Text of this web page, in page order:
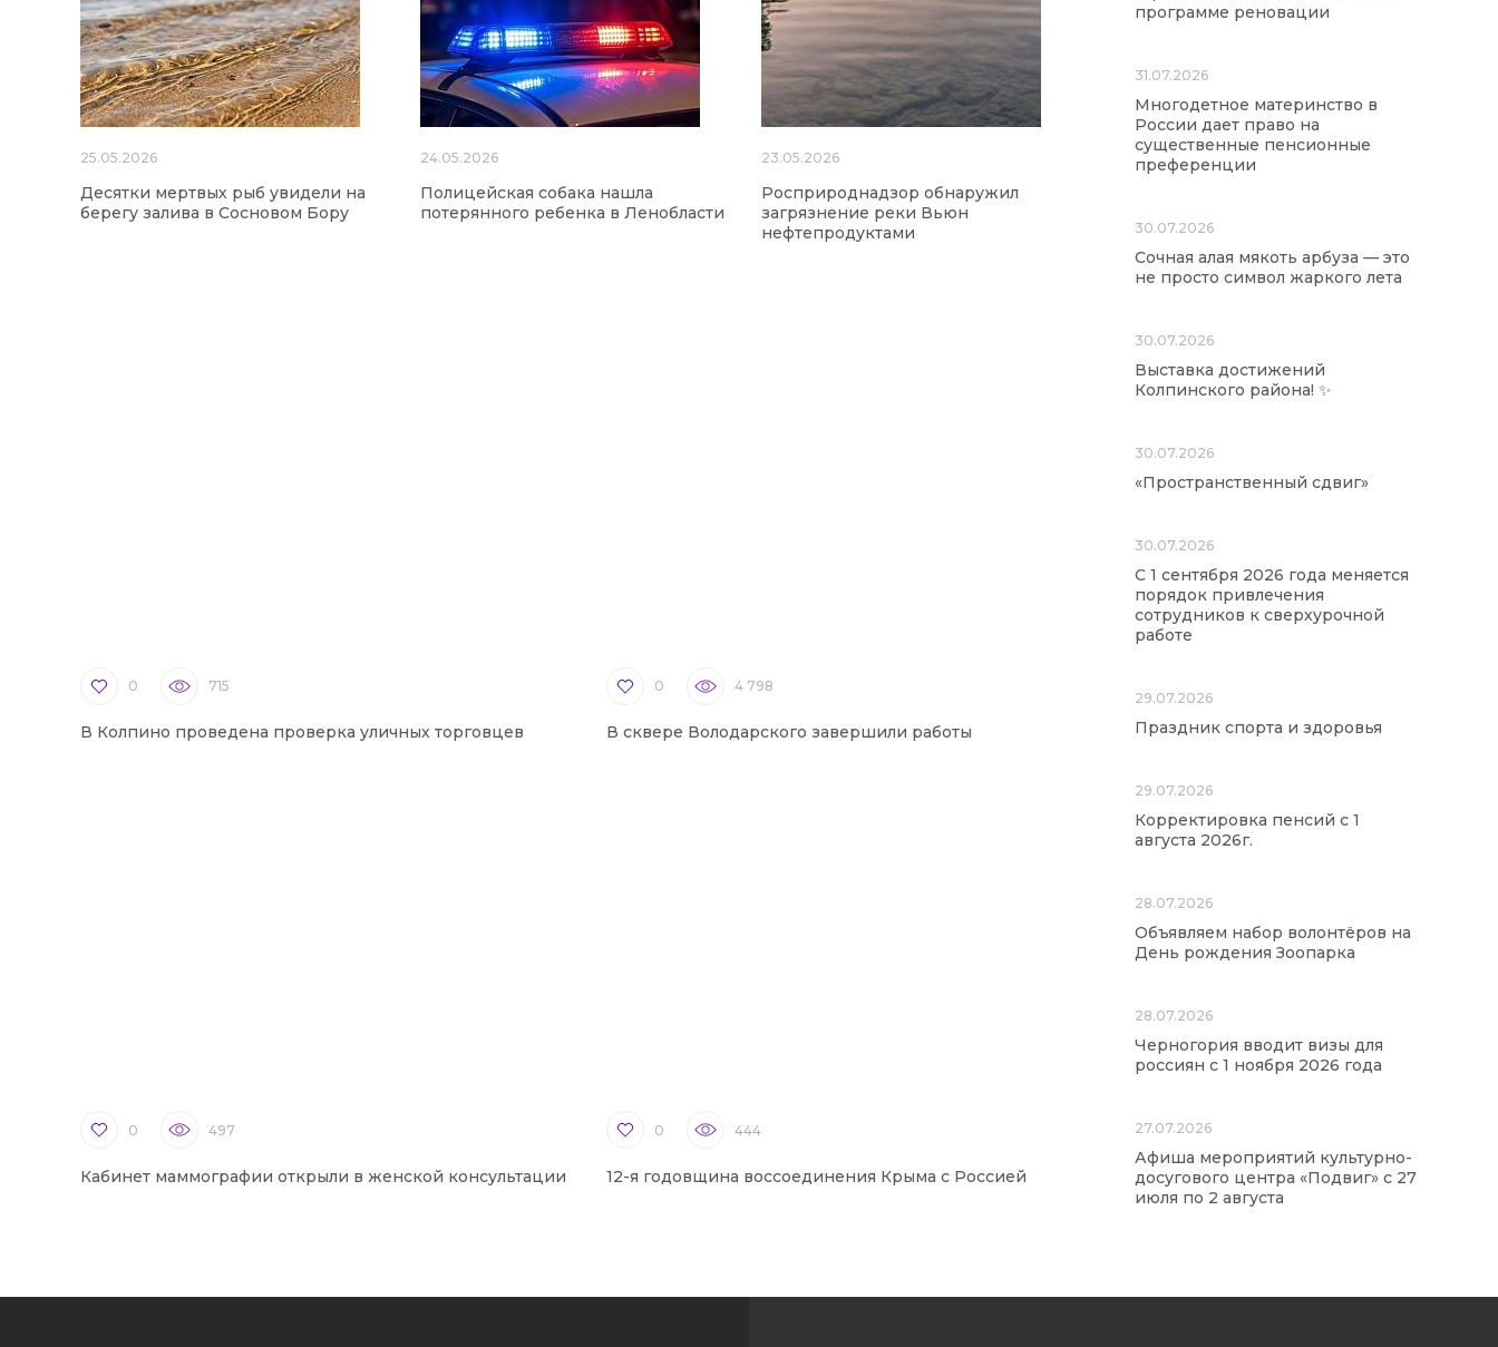
25.05.2026
Десятки мертвых рыб увидели на
берегу залива в Сосновом Бору
24.05.2026
Полицейская собака нашла
потерянного ребенка в Ленобласти
23.05.2026
Росприроднадзор обнаружил
загрязнение реки Вьюн
нефтепродуктами
0 715
В Колпино проведена проверка уличных торговцев
0 4 798
В сквере Володарского завершили работы
0 497
Кабинет маммографии открыли в женской консультации
0 444
12-я годовщина воссоединения Крыма с Россией
программе реновации
31.07.2026
Многодетное материнство в
России дает право на
существенные пенсионные
преференции
30.07.2026
Сочная алая мякоть арбуза — это
не просто символ жаркого лета
30.07.2026
Выставка достижений
Колпинского района! ✨
30.07.2026
«Пространственный сдвиг»
30.07.2026
С 1 сентября 2026 года меняется
порядок привлечения
сотрудников к сверхурочной
работе
29.07.2026
Праздник спорта и здоровья
29.07.2026
Корректировка пенсий с 1
августа 2026г.
28.07.2026
Объявляем набор волонтёров на
День рождения Зоопарка
28.07.2026
Черногория вводит визы для
россиян с 1 ноября 2026 года
27.07.2026
Афиша мероприятий культурно-
досугового центра «Подвиг» с 27
июля по 2 августа